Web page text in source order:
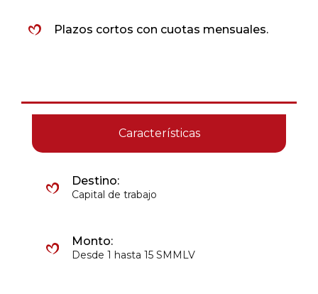
Plazos cortos con cuotas mensuales.
Características
Destino:
Capital de trabajo
Monto:
Desde 1 hasta 15 SMMLV